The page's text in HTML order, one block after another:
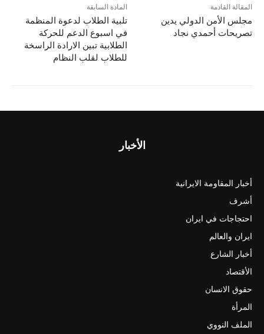
o
o
d
o
n
المادة السابقة
تلبية الطلاب لدعوة المنظمة
في اسبوع الدعم للحركة
الطلابية تبين الارادة الراسخة
للطلاب لقلب النظام
المقالة القادمة
مجلس الأمن الدولي يدين
تصريحات أحمدي نجاد
الأخبار
أخبار المقاومة الايرانية
أشرف
احتجاجات في ايران
ايران والعالم
أخبار الشارع
الأقتصاد
حقوق الانسان
المرأة
الملف النووي